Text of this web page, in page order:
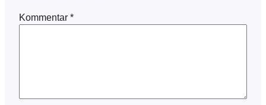
Kommentar *